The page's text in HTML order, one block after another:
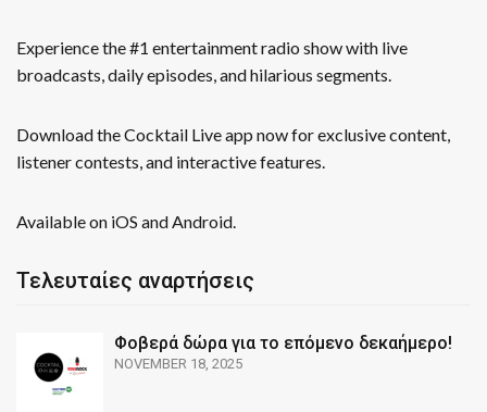
Experience the #1 entertainment radio show with live
broadcasts, daily episodes, and hilarious segments.
Download the Cocktail Live app now for exclusive content,
listener contests, and interactive features.
Available on iOS and Android.
Τελευταίες αναρτήσεις
Φοβερά δώρα για το επόμενο δεκαήμερο!
NOVEMBER 18, 2025